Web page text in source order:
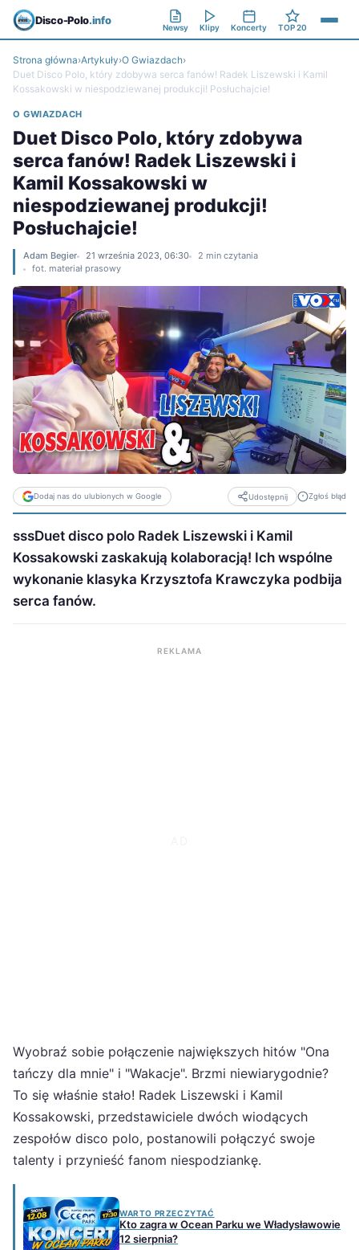
Disco-Polo.info
Newsy Klipy Koncerty TOP 20
Strona główna›Artykuły›O Gwiazdach›
Duet Disco Polo, który zdobywa serca fanów! Radek Liszewski i Kamil
Kossakowski w niespodziewanej produkcji! Posłuchajcie!
O GWIAZDACH
Duet Disco Polo, który zdobywa
serca fanów! Radek Liszewski i
Kamil Kossakowski w
niespodziewanej produkcji!
Posłuchajcie!
Adam Begier 21 września 2023, 06:30
2 min czytania
fot. materiał prasowy
Dodaj nas do ulubionych w Google Udostępnij Zgłoś błąd
sssDuet disco polo Radek Liszewski i Kamil
Kossakowski zaskakują kolaboracją! Ich wspólne
wykonanie klasyka Krzysztofa Krawczyka podbija
serca fanów.
REKLAMA
Wyobraź sobie połączenie największych hitów "Ona
tańczy dla mnie" i "Wakacje". Brzmi niewiarygodnie?
To się właśnie stało! Radek Liszewski i Kamil
Kossakowski, przedstawiciele dwóch wiodących
zespołów disco polo, postanowili połączyć swoje
talenty i przynieść fanom niespodziankę.
WARTO PRZECZYTAĆ
Kto zagra w Ocean Parku we Władysławowie
12 sierpnia?